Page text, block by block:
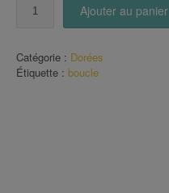
(18)
Ajouter au panier
Catégorie : Dorées
Étiquette : boucle